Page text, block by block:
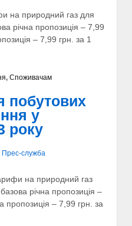
на природний газ для
річна пропозиція – 7,99
– 7,99 грн. за 1
, Споживачам
побутових
у
року
Прес-служба
на природний газ
річна пропозиція –
пропозиція – 7,99 грн. за